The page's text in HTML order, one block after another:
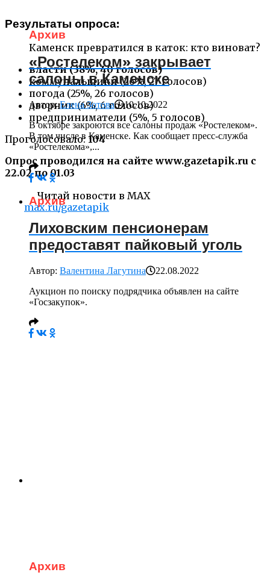
Результаты опроса:
Каменск превратился в каток: кто виноват?
власти (38%, 40 голосов)
коммунальщики (26%, 27 голосов)
погода (25%, 26 голосов)
дворник (6%, 6 голосов)
предприниматели (5%, 5 голосов)
Проголосовало: 104
Опрос проводился на сайте www.gazetapik.ru c
22.02 по 01.03
Читай новости в MAX
max.ru/gazetapik
Архив
«Ростелеком» закрывает
салоны в Каменске
Автор:Елена Зотова
10.10.2022
В октябре закроются все салоны продаж «Ростелеком».
В том числе в Каменске. Как сообщает пресс-служба
«Ростелекома»,...
Архив
Лиховским пенсионерам
предоставят пайковый уголь
Автор: Валентина Лагутина
22.08.2022
Аукцион по поиску подрядчика объявлен на сайте
«Госзакупок».
Архив